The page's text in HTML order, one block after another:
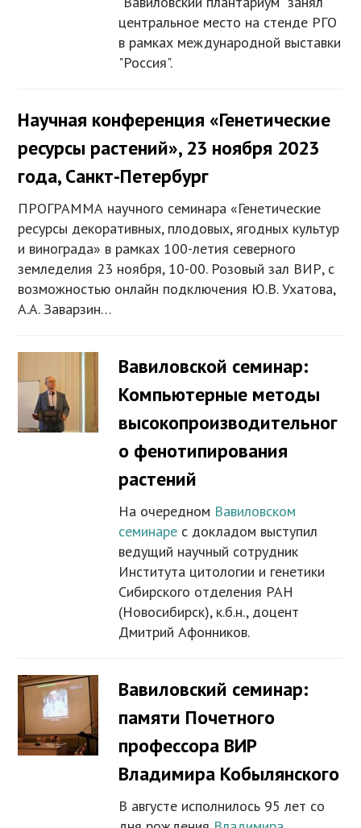
центральное место на стенде РГО
в рамках международной выставки
"Россия".
Научная конференция «Генетические
ресурсы растений», 23 ноября 2023
года, Санкт-Петербург
ПРОГРАММА научного семинара «Генетические
ресурсы декоративных, плодовых, ягодных культур
и винограда» в рамках 100-летия северного
земледелия 23 ноября, 10-00. Розовый зал ВИР, с
возможностью онлайн подключения Ю.В. Ухатова,
А.А. Заварзин…
Вавиловской семинар:
Компьютерные методы
высокопроизводительног
о фенотипирования
растений
На очередном Вавиловском
семинаре с докладом выступил
ведущий научный сотрудник
Института цитологии и генетики
Сибирского отделения РАН
(Новосибирск), к.б.н., доцент
Дмитрий Афонников.
Вавиловский семинар:
памяти Почетного
профессора ВИР
Владимира Кобылянского
В августе исполнилось 95 лет со